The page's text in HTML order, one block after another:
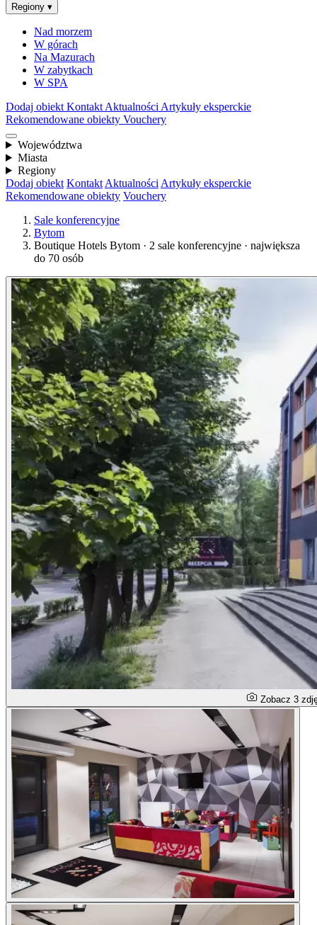
Regiony ▾
Nad morzem
W górach
Na Mazurach
W zabytkach
W SPA
Dodaj obiekt Kontakt Aktualności Artykuły eksperckie
Rekomendowane obiekty Vouchery
Województwa
Miasta
Regiony
Dodaj obiekt Kontakt Aktualności Artykuły eksperckie
Rekomendowane obiekty Vouchery
Sale konferencyjne
Bytom
Boutique Hotels Bytom · 2 sale konferencyjne · największa
do 70 osób
Zobacz 3